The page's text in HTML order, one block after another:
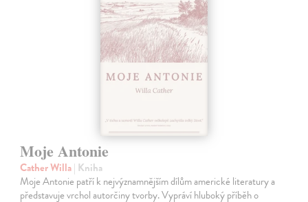
Moje Antonie
Cather Willa| Kniha
Moje Antonie patří k nejvýznamnějším dílům americké literatury a
představuje vrchol autorčiny tvorby. Vypráví hluboký příběh o